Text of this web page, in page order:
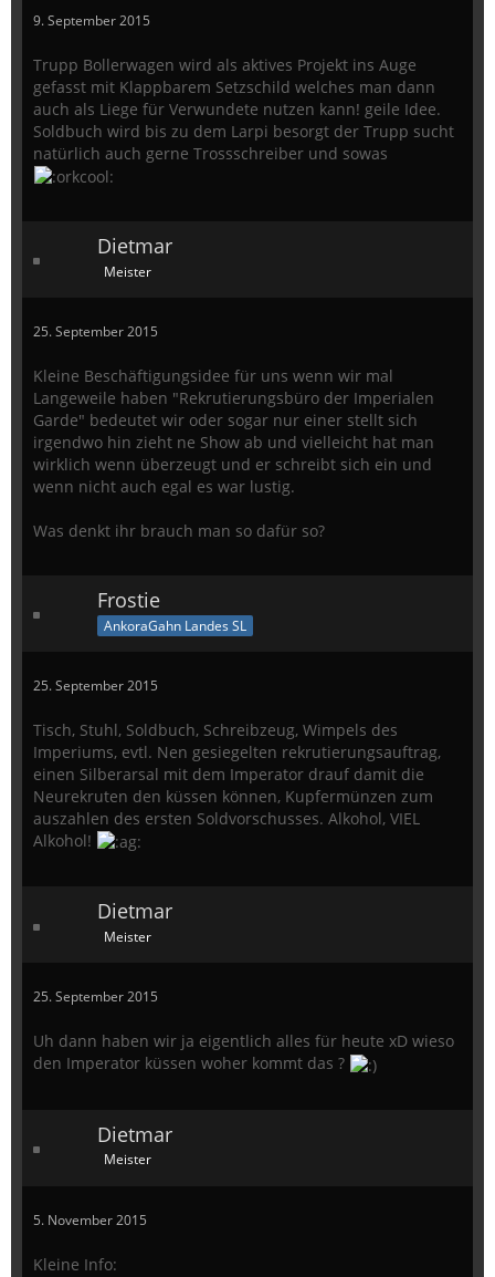
9. September 2015
Trupp Bollerwagen wird als aktives Projekt ins Auge
gefasst mit Klappbarem Setzschild welches man dann
auch als Liege für Verwundete nutzen kann! geile Idee.
Soldbuch wird bis zu dem Larpi besorgt der Trupp sucht
natürlich auch gerne Trossschreiber und sowas
Dietmar
Meister
25. September 2015
Kleine Beschäftigungsidee für uns wenn wir mal
Langeweile haben "Rekrutierungsbüro der Imperialen
Garde" bedeutet wir oder sogar nur einer stellt sich
irgendwo hin zieht ne Show ab und vielleicht hat man
wirklich wenn überzeugt und er schreibt sich ein und
wenn nicht auch egal es war lustig.
Was denkt ihr brauch man so dafür so?
Frostie
AnkoraGahn Landes SL
25. September 2015
Tisch, Stuhl, Soldbuch, Schreibzeug, Wimpels des
Imperiums, evtl. Nen gesiegelten rekrutierungsauftrag,
einen Silberarsal mit dem Imperator drauf damit die
Neurekruten den küssen können, Kupfermünzen zum
auszahlen des ersten Soldvorschusses. Alkohol, VIEL
Alkohol!
Dietmar
Meister
25. September 2015
Uh dann haben wir ja eigentlich alles für heute xD wieso
den Imperator küssen woher kommt das ?
Dietmar
Meister
5. November 2015
Kleine Info: